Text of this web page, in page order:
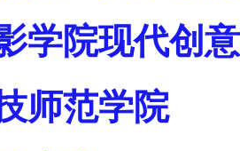
学院现代创
师范学院